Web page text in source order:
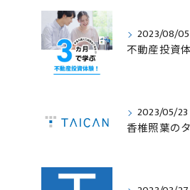
2023/08/05
2023/05/23